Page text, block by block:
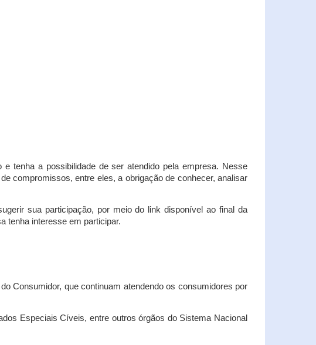
tenha a possibilidade de ser atendido pela empresa. Nesse
compromissos, entre eles, a obrigação de conhecer, analisar
sua participação, por meio do link disponível ao final da
tenha interesse em participar.
Consumidor, que continuam atendendo os consumidores por
Especiais Cíveis, entre outros órgãos do Sistema Nacional